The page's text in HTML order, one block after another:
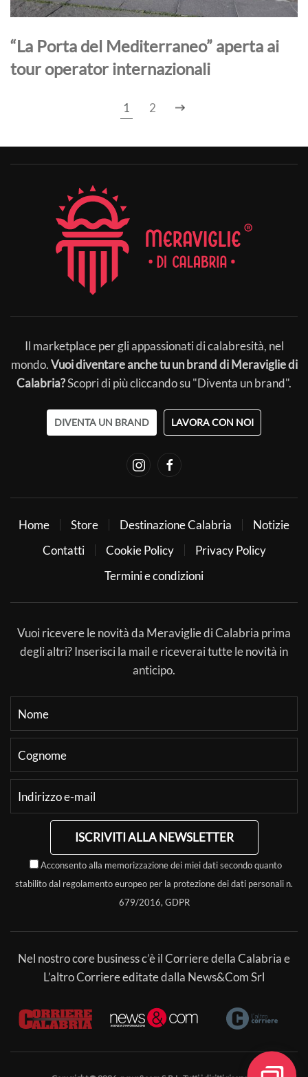
“La Porta del Mediterraneo” aperta ai
tour operator internazionali
1 2
Il marketplace per gli appassionati di calabresità, nel
mondo.Vuoi diventare anche tu un brand di Meraviglie di
Calabria?Scopri di più cliccando su "Diventa un brand".
DIVENTA UN BRAND LAVORA CON NOI
Home Store Destinazione Calabria
Notizie
Contatti
Cookie Policy
Privacy Policy
Termini e condizioni
Vuoi ricevere le novità da Meraviglie di Calabria prima
degli altri? Inserisci la mail e riceverai tutte le novità in
anticipo.
ISCRIVITI ALLA NEWSLETTER
Acconsento alla memorizzazione dei miei dati secondo quanto
stabilito dal regolamento europeo per la protezione dei dati personali n.
679/2016, GDPR
Nel nostro core business c’è il Corriere della Calabria e
L’altro Corriere editate dalla News&Com Srl